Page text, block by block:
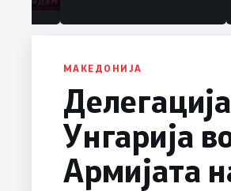
МАКЕДОНИЈА
Унгарија
Армијата